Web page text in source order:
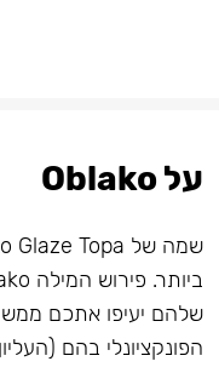
על Oblako
שלהם יעיפו אתכם
הפונקציונלי בהם